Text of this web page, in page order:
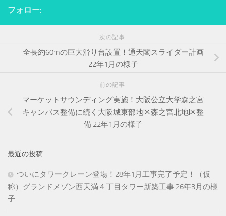
フォロー:
次の記事
全長約60mの巨大滑り台設置！通天閣スライダー計画
22年1月の様子
前の記事
マーケットサウンディング実施！大阪公立大学森之宮
キャンパス整備に続く大阪城東部地区森之宮北地区整
備 22年1月の様子
最近の投稿
ついにタワークレーン登場！28年1月工事完了予定！（仮
称）グランドメゾン西天満４丁目タワー新築工事 26年3月の様
子